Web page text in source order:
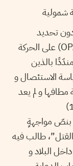
تحديد
المقصودين بكلامه، ما وصفها بعملية سطو(OPA) على الحركة
بالذين
الاستئصال و
مطافها و لم يعد
بنصّ مواجهةٍ
طالب فيه
البلاد و